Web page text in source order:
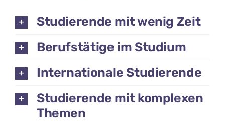
Studierende mit wenig Zeit
Berufstätige im Studium
Internationale Studierende
Studierende mit komplexen
Themen